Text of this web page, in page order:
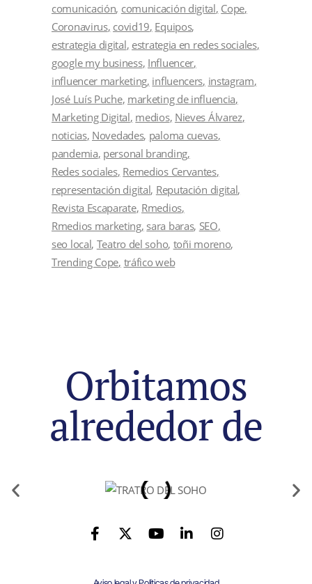
comunicación comunicación digital Cope
Coronavirus covid19 Equipos
estrategia digital estrategia en redes sociales
google my business Influencer
influencer marketing influencers instagram
José Luís Puche marketing de influencia
Marketing Digital medios Nieves Álvarez
noticias Novedades paloma cuevas
pandemia personal branding
Redes sociales Remedios Cervantes
representación digital Reputación digital
Revista Escaparate Rmedios
Rmedios marketing sara baras SEO
seo local Teatro del soho toñi moreno
Trending Cope tráfico web
Orbitamos
alrededor de